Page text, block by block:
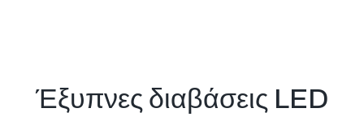
Έξυπνες διαβάσεις LED